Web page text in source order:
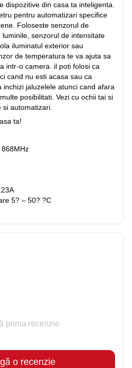
dispozitive din casa ta inteligenta.
pentru automatizari specifice
Foloseste senzorul de
senzorul de intensitate
iluminatul exterior sau
de temperatura te va ajuta sa
intr-o camera. il poti folosi ca
cand nu esti acasa sau ca
inchizi jaluzelele atunci cand afara
posibilitati. Vezi cu ochii tai si
automatizari.
ta!
5? – 50? ?C
prima recenzie
o recenzie